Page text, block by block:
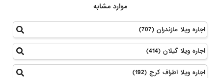
موارد مشابه
اجاره ویلا مازندران (707)
اجاره ویلا گیلان (414)
اجاره ویلا اطراف کرج (192)